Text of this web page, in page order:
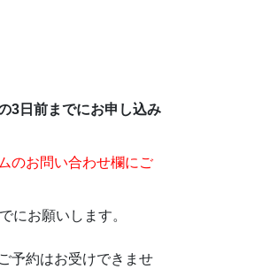
3日前までにお申し込み
のお問い合わせ欄にご
にお願いします。
予約はお受けできませ